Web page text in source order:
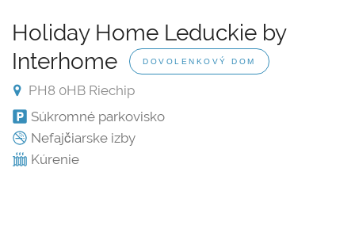
Holiday Home Leduckie by
Interhome
DOVOLENKOVÝ DOM
PH8 0HB Riechip
Súkromné parkovisko
Nefajčiarske izby
Kúrenie